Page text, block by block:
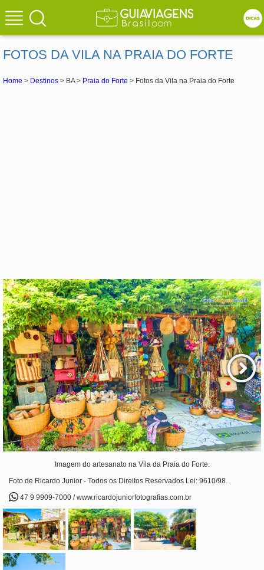
FOTOS DA VILA NA PRAIA DO FORTE
Home > Destinos > BA > Praia do Forte > Fotos da Vila na Praia do Forte
Imagem do artesanato na Vila da Praia do Forte.
Foto de Ricardo Junior - Todos os Direitos Reservados Lei: 9610/98.
47 9 9909-7000 / www.ricardojuniorfotografias.com.br